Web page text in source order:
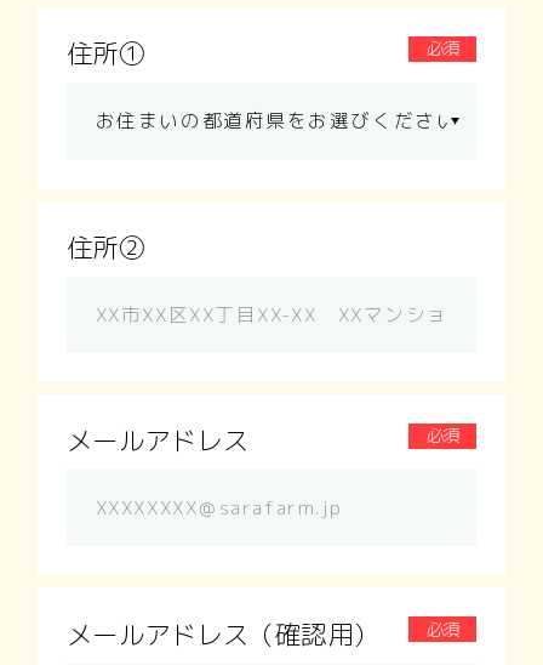
住所① 必須
住所②
メールアドレス 必須
メールアドレス（確認用） 必須